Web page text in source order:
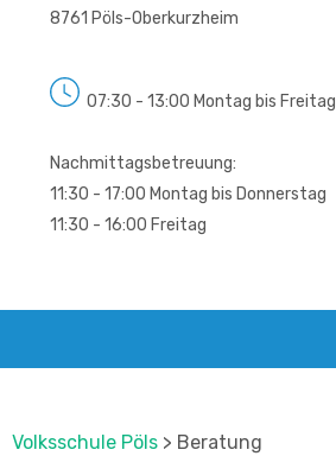
8761 Pöls-Oberkurzheim
07:30 - 13:00 Montag bis Freitag
Nachmittagsbetreuung:
11:30 - 17:00 Montag bis Donnerstag
11:30 - 16:00 Freitag
Volksschule Pöls > Beratung